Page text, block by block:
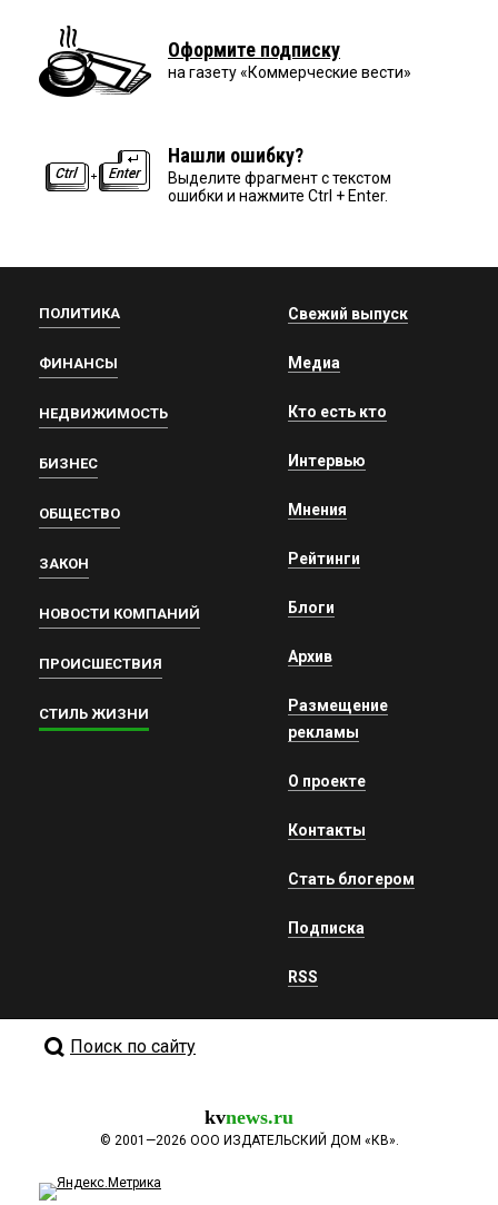
Оформите подписку
на газету «Коммерческие вести»
Нашли ошибку?
Выделите фрагмент с текстом
ошибки и нажмите Ctrl + Enter.
ПОЛИТИКА
ФИНАНСЫ
НЕДВИЖИМОСТЬ
БИЗНЕС
ОБЩЕСТВО
ЗАКОН
НОВОСТИ КОМПАНИЙ
ПРОИСШЕСТВИЯ
СТИЛЬ ЖИЗНИ
Свежий выпуск
Медиа
Кто есть кто
Интервью
Мнения
Рейтинги
Блоги
Архив
Размещение
рекламы
О проекте
Контакты
Стать блогером
Подписка
RSS
Поиск по сайту
kvnews.ru
© 2001—2026 ООО ИЗДАТЕЛЬСКИЙ ДОМ «КВ».